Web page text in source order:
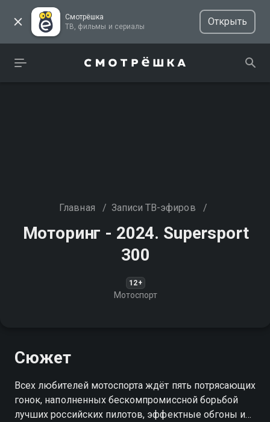
Смотрёшка
ТВ, фильмы и сериалы
Открыть
Главная / Записи ТВ-эфиров /
Моторинг - 2024. Supersport
300
12+
Мотоспорт
Сюжет
Всех любителей мотоспорта ждёт пять потрясающих
гонок, наполненных бескомпромиссной борьбой
лучших российских пилотов, эффектные обгоны и